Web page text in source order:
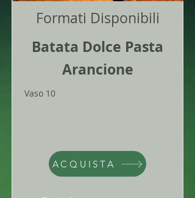
Formati Disponibili
Batata Dolce Pasta
Arancione
Vaso 10
ACQUISTA